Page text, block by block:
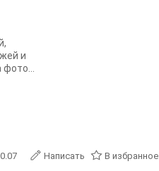
и
Написать В избранное